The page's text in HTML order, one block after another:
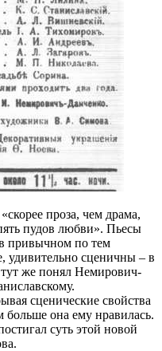
проза, чем драма,
пудов любви». Пьесы
привычном по тем
удивительно сценичны – в
тут же понял Немирович-
сценические свойства
больше она ему нравилась.
суть этой новой